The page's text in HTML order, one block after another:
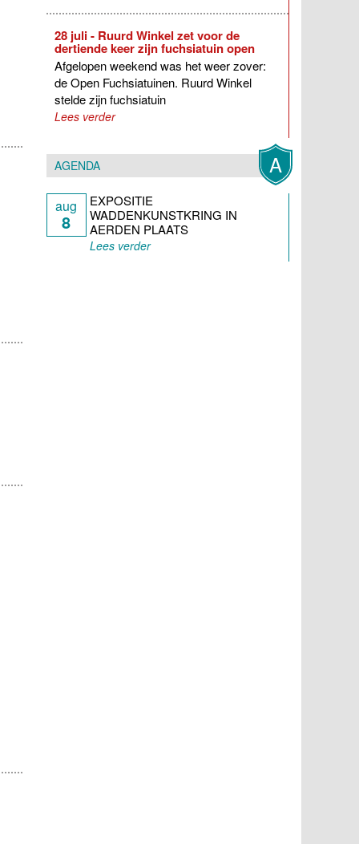
28 juli - Ruurd Winkel zet voor de
dertiende keer zijn fuchsiatuin open
Afgelopen weekend was het weer zover:
de Open Fuchsiatuinen. Ruurd Winkel
stelde zijn fuchsiatuin
Lees verder
AGENDA A
aug
8
EXPOSITIE
WADDENKUNSTKRING IN
AERDEN PLAATS
Lees verder